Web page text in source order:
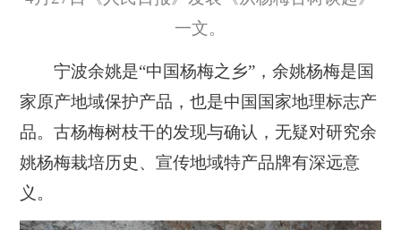
一文。
宁波余姚是“中国杨梅之乡”，余姚杨梅是国
家原产地域保护产品，也是中国国家地理标志产
品。古杨梅树枝干的发现与确认，无疑对研究余
姚杨梅栽培历史、宣传地域特产品牌有深远意
义。